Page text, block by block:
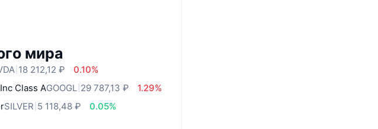
мира
18 212,12 ₽
0.10%
Class AGOOGL 29 787,13 ₽
1.29%
SILVER 5 118,48 ₽
0.05%